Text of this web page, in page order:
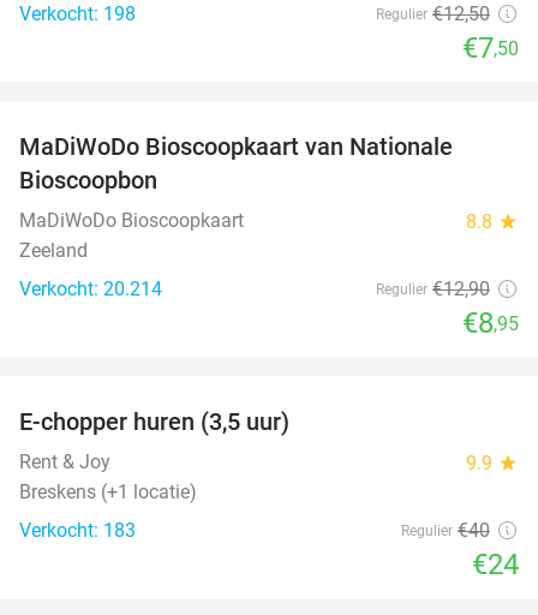
Verkocht: 198
Regulier €12,50
€7,50
MaDiWoDo Bioscoopkaart van Nationale
Bioscoopbon
MaDiWoDo Bioscoopkaart 8.8 star
Zeeland
Verkocht: 20.214
Regulier €12,90
€8,95
E-chopper huren (3,5 uur)
Rent & Joy 9.9 star
Breskens (+1 locatie)
Verkocht: 183
Regulier €40
€24